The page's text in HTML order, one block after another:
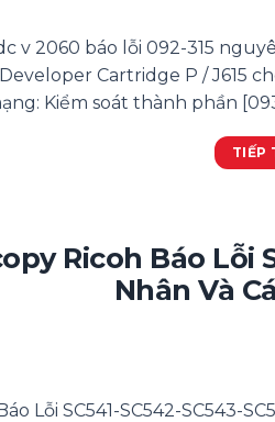
v 2060 báo lỗi 092-315
Cartridge P / J615
Kiểm soát thành phần
TIẾP
Ricoh Báo Lỗi
Nhân Và
Lỗi SC541-SC542-SC543-